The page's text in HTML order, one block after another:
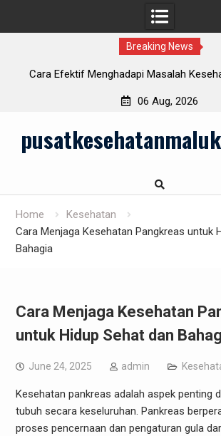
Breaking News
Cara Efektif Menghadapi Masalah
06 Aug, 2026
content
Home
Kesehatan
Cara Menjaga Kesehatan Pangkreas untuk
Bahagia
Cara Menjaga Kesehatan
untuk Hidup Sehat dan
June 24, 2025 admin
Kesehatan pankreas adalah aspek penting
tubuh secara keseluruhan. Pankreas
proses pencernaan dan pengaturan gula